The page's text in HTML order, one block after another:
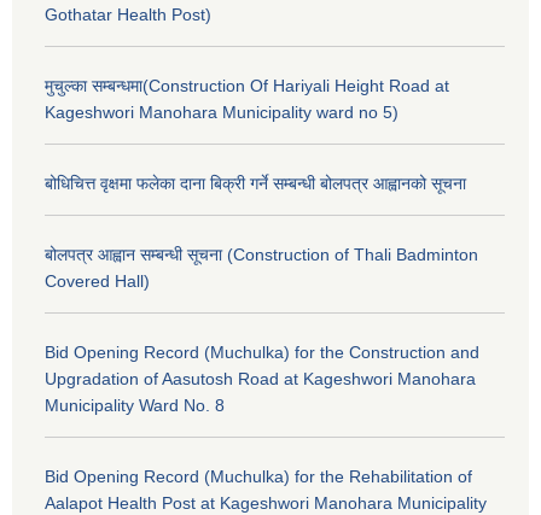
Gothatar Health Post)
मुचुल्का सम्बन्धमा(Construction Of Hariyali Height Road at
Kageshwori Manohara Municipality ward no 5)
बोधिचित्त वृक्षमा फलेका दाना बिक्री गर्ने सम्बन्धी बोलपत्र आह्वानको सूचना
बोलपत्र आह्वान सम्बन्धी सूचना (Construction of Thali Badminton
Covered Hall)
Bid Opening Record (Muchulka) for the Construction and
Upgradation of Aasutosh Road at Kageshwori Manohara
Municipality Ward No. 8
Bid Opening Record (Muchulka) for the Rehabilitation of
Aalapot Health Post at Kageshwori Manohara Municipality